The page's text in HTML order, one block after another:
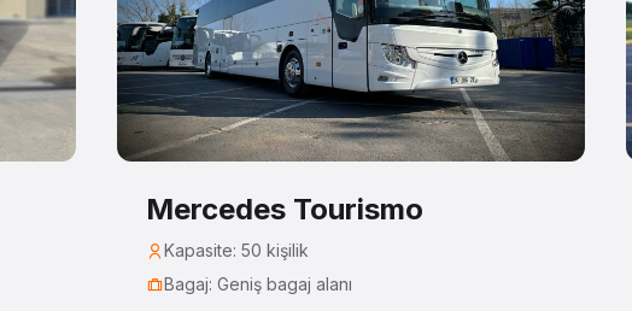
Mercedes Tourismo
Kapasite: 50 kişilik
Bagaj: Geniş bagaj alanı